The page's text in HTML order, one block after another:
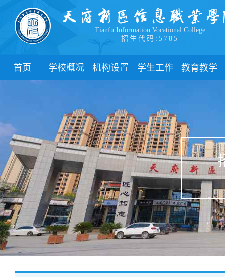
Tianfu Information Vocational College
招生代码:5785
首页 学校概况
学院领导
办学理念
办学特色
校园风貌
机构设置
职能部门
学生工作
新闻动态
团委
管理制度
学生风采
心理健康
学生资助
下载中心
联系我们
教育教学
教学制度
教学通知
教学动态
实践教学
专业建设
课程建设
教学改革
学术交流